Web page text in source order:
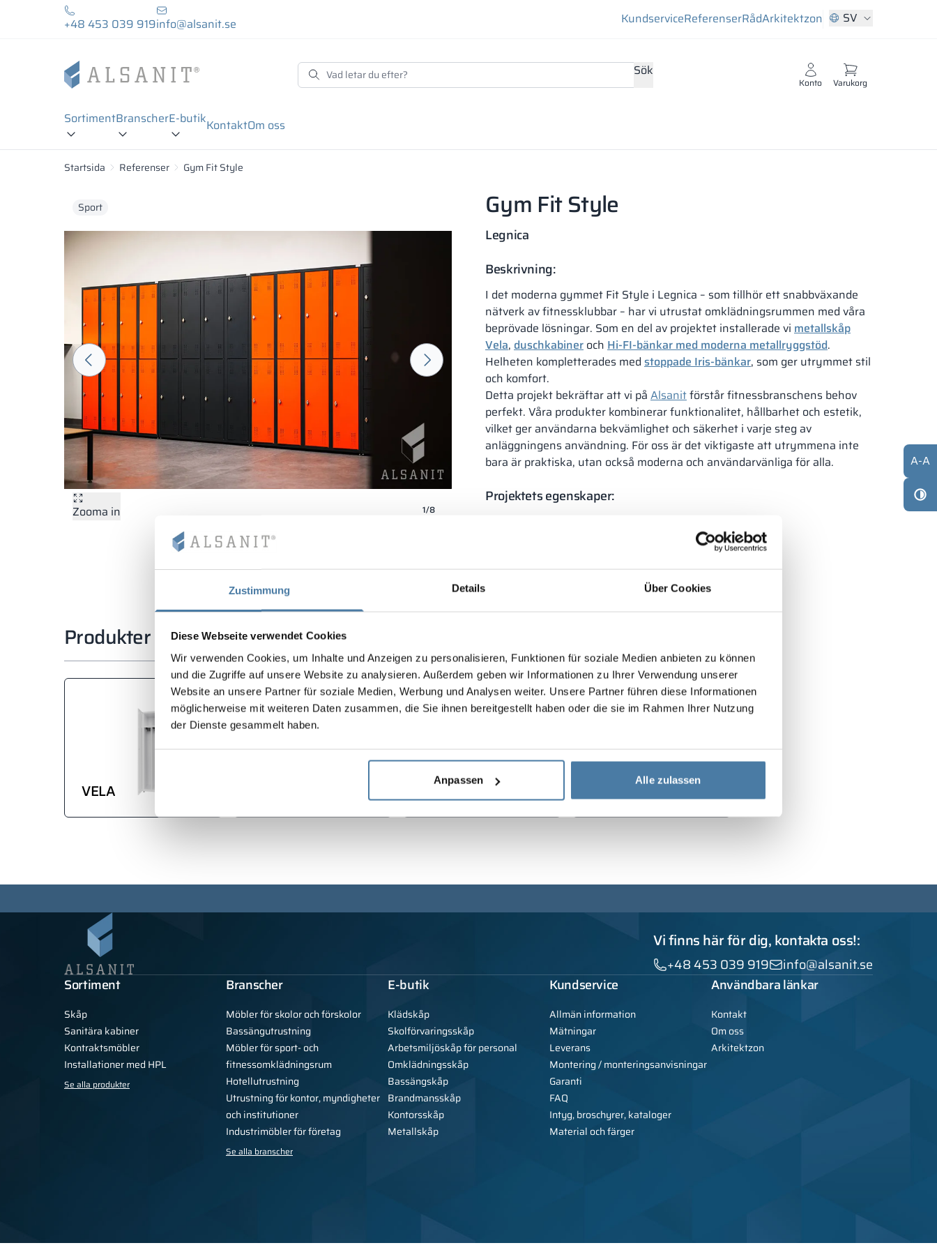
Zustimmung Details Über Cookies
Diese Webseite verwendet Cookies
Wir verwenden Cookies, um Inhalte und Anzeigen zu personalisieren, Funktionen für soziale Medien anbieten zu können
und die Zugriffe auf unsere Website zu analysieren. Außerdem geben wir Informationen zu Ihrer Verwendung unserer
Website an unsere Partner für soziale Medien, Werbung und Analysen weiter. Unsere Partner führen diese Informationen
möglicherweise mit weiteren Daten zusammen, die Sie ihnen bereitgestellt haben oder die sie im Rahmen Ihrer Nutzung
der Dienste gesammelt haben.
Anpassen Alle zulassen
+48 453 039 919info@alsanit.se KundserviceReferenserRådArkitektzon SV
Sök
Konto Varukorg
SortimentBranscherE-butikKontaktOm oss
Startsida Referenser Gym Fit Style
1/8
Zooma in
Sport Gym Fit Style
Legnica
Beskrivning:
I det moderna gymmet Fit Style i Legnica – som tillhör ett snabbväxande
nätverk av fitnessklubbar – har vi utrustat omklädningsrummen med våra
beprövade lösningar. Som en del av projektet installerade vi metallskåp
Vela, duschkabiner och Hi-FI-bänkar med moderna metallryggstöd.
Helheten kompletterades med stoppade Iris-bänkar, som ger utrymmet stil
och komfort.
Detta projekt bekräftar att vi på Alsanitförstår fitnessbranschens behov
perfekt. Våra produkter kombinerar funktionalitet, hållbarhet och estetik,
vilket ger användarna bekvämlighet och säkerhet i varje steg av
anläggningens användning. För oss är det viktigaste att utrymmena inte
bara är praktiska, utan också moderna och användarvänliga för alla.
Projektets egenskaper:
användarkomfort
Produkter som används i projektet
VELA HI-FI
Vi finns här för dig, kontakta oss!:
+48 453 039 919
info@alsanit.se
Sortiment
Skåp
Sanitära kabiner
Kontraktsmöbler
Installationer med HPL
Se alla produkter
Branscher
Möbler för skolor och förskolor
Bassängutrustning
Möbler för sport- och
fitnessomklädningsrum
Hotellutrustning
Utrustning för kontor, myndigheter
och institutioner
Industrimöbler för företag
Se alla branscher
E-butik
Klädskåp
Skolförvaringsskåp
Arbetsmiljöskåp för personal
Omklädningsskåp
Bassängskåp
Brandmansskåp
Kontorsskåp
Metallskåp
Kundservice
Allmän information
Mätningar
Leverans
Montering / monteringsanvisningar
Garanti
FAQ
Intyg, broschyrer, kataloger
Material och färger
Användbara länkar
Kontakt
Om oss
Arkitektzon
A-A